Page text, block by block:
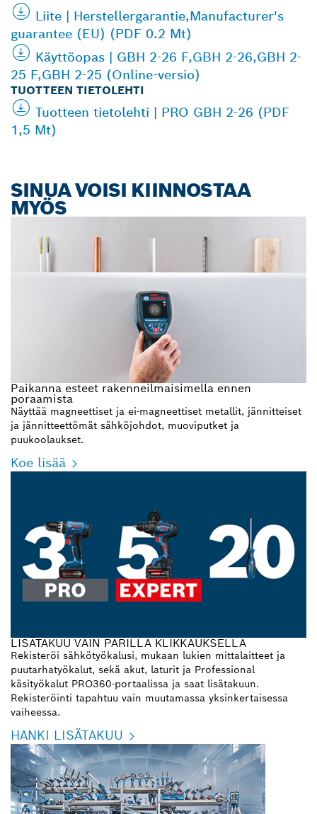
Liite | Herstellergarantie,Manufacturer's
guarantee (EU) (PDF 0.2 Mt)
Käyttöopas | GBH 2-26 F,GBH 2-26,GBH 2-
25 F,GBH 2-25 (Online-versio)
TUOTTEEN TIETOLEHTI
Tuotteen tietolehti | PRO GBH 2-26 (PDF
1,5 Mt)
SINUA VOISI KIINNOSTAA
MYÖS
Paikanna esteet rakenneilmaisimella ennen
poraamista
Näyttää magneettiset ja ei-magneettiset metallit, jännitteiset
ja jännitteettömät sähköjohdot, muoviputket ja
puukoolaukset.
Koe lisää
LISÄTAKUU VAIN PARILLA KLIKKAUKSELLA
Rekisteröi sähkötyökalusi, mukaan lukien mittalaitteet ja
puutarhatyökalut, sekä akut, laturit ja Professional
käsityökalut PRO360-portaalissa ja saat lisätakuun.
Rekisteröinti tapahtuu vain muutamassa yksinkertaisessa
vaiheessa.
HANKI LISÄTAKUU